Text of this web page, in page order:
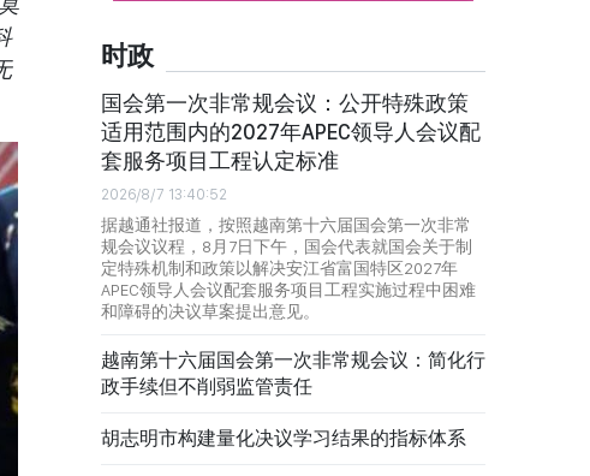
时政
国会第一次非常规会议：公开特殊政策
适用范围内的2027年APEC领导人会议配
套服务项目工程认定标准
2026/8/7 13:40:52
据越通社报道，按照越南第十六届国会第一次非常
规会议议程，8月7日下午，国会代表就国会关于制
定特殊机制和政策以解决安江省富国特区2027年
APEC领导人会议配套服务项目工程实施过程中困难
和障碍的决议草案提出意见。
越南第十六届国会第一次非常规会议：简化行
政手续但不削弱监管责任
胡志明市构建量化决议学习结果的指标体系